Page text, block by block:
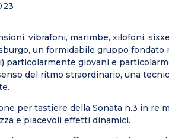
vibrafoni, marimbe, xilofoni,
un formidabile gruppo
particolarmente giovani e
del ritmo straordinario, una
per tastiere della Sonata n.3 in re
e piacevoli effetti dinamici.